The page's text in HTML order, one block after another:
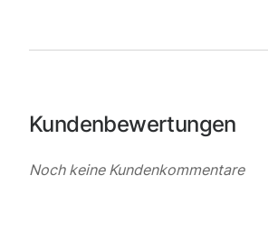
Kundenbewertungen
Noch keine Kundenkommentare